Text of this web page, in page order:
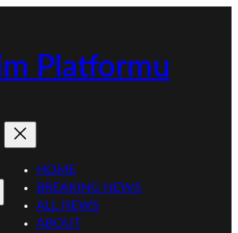
Platformu
HOME
BREAKING NEWS
ALL NEWS
ABOUT